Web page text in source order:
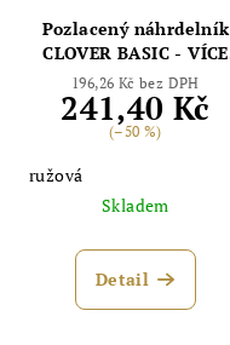
Pozlacený náhrdelník
CLOVER BASIC - VÍCE
FARIEB
196,26 Kč bez DPH
241,40 Kč
(–50 %)
ružová
Skladem
Detail